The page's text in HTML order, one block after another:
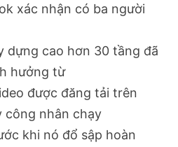
xác nhận có ba người
dựng cao hơn 30 tầng đã
hưởng từ
được đăng tải trên
công nhân chạy
khi nó đổ sập hoàn